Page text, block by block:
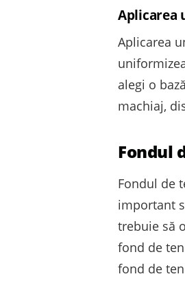
Aplicarea
Aplicarea
alegi o
machiaj,
Fondul
Fondul de
important
trebuie să
fond de
fond de